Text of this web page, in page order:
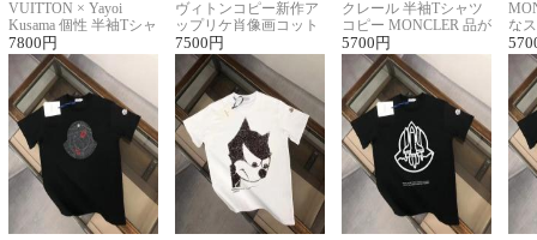
VUITTON × Yayoi
Kusama 個性 半袖Tシャ
ツコピー男女兼用
7800 円
ヴィトンコピー新作ア
ップリケ肖像画コット
ンニット半袖Tシャツ
7500 円
クレール 半袖Tシャツ
コピー MONCLER 品が
良く見た目
5700 円
な
ル